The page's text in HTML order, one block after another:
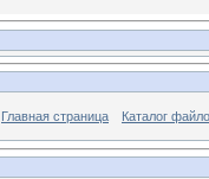
Главная страница Каталог